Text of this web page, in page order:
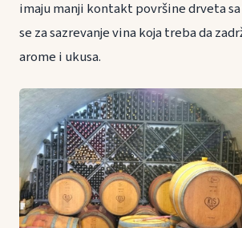
imaju manji kontakt površine drveta
se za sazrevanje vina koja treba da
arome i ukusa.